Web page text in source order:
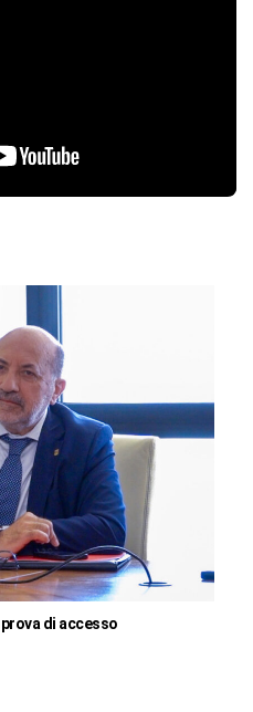
di accesso